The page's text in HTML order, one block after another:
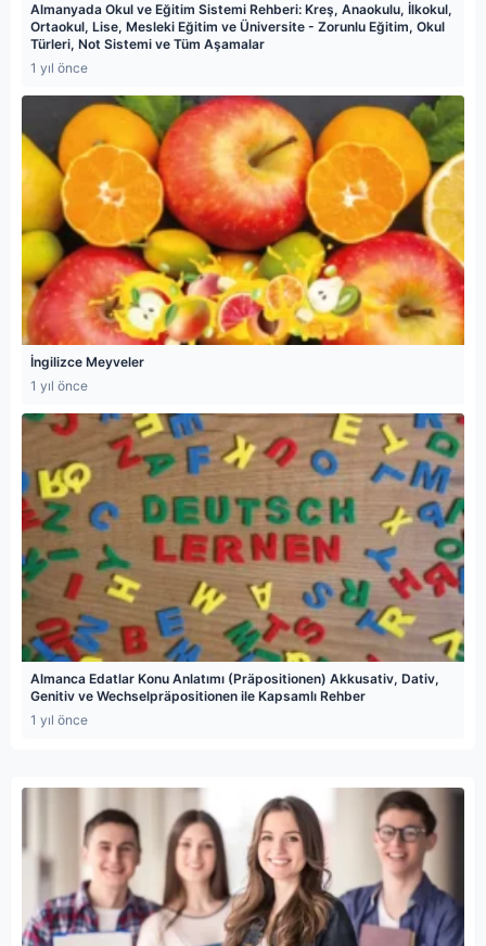
Almanyada Okul ve Eğitim Sistemi Rehberi: Kreş, Anaokulu, İlkokul,
Ortaokul, Lise, Mesleki Eğitim ve Üniversite - Zorunlu Eğitim, Okul
Türleri, Not Sistemi ve Tüm Aşamalar
1 yıl önce
İngilizce Meyveler
1 yıl önce
Almanca Edatlar Konu Anlatımı (Präpositionen) Akkusativ, Dativ,
Genitiv ve Wechselpräpositionen ile Kapsamlı Rehber
1 yıl önce